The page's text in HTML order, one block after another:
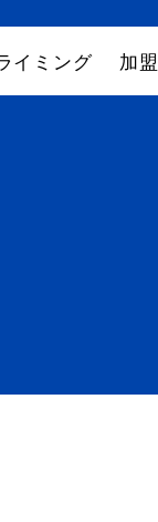
イミング 加